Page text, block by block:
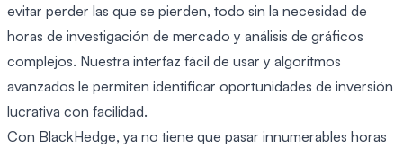
evitar perder las que se pierden, todo sin la necesidad de
horas de investigación de mercado y análisis de gráficos
complejos. Nuestra interfaz fácil de usar y algoritmos
avanzados le permiten identificar oportunidades de inversión
lucrativa con facilidad.
Con BlackHedge, ya no tiene que pasar innumerables horas